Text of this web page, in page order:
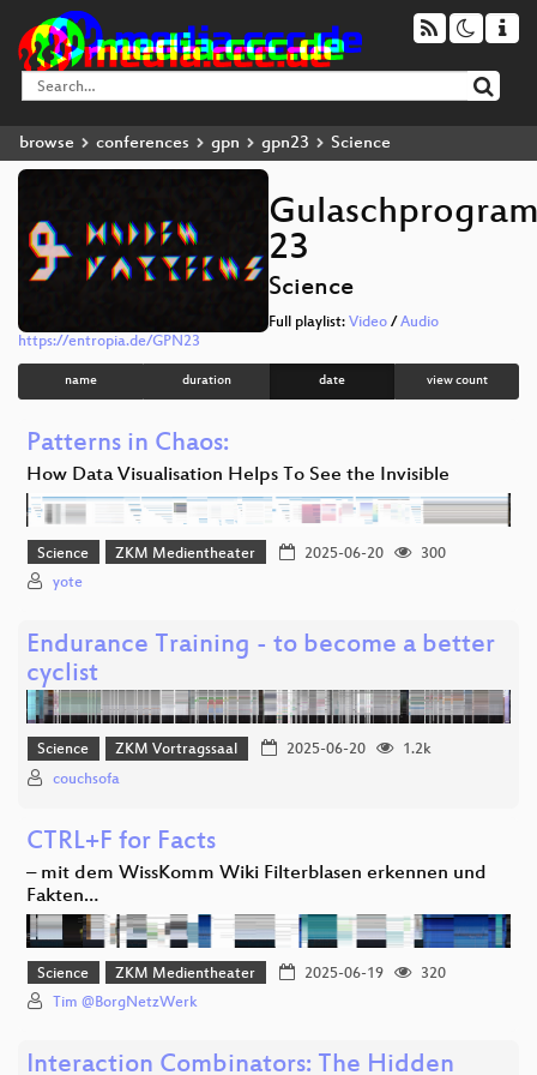
browse conferences gpn gpn23 Science
23
Science
Full playlist: Video /Audio
https://entropia.de/GPN23
name duration date view count
Patterns in Chaos:
How Data Visualisation Helps To See the Invisible
Science ZKM Medientheater 2025-06-20
300
yote
Endurance Training - to become a better
cyclist
Science ZKM Vortragssaal 2025-06-20
1.2k
couchsofa
CTRL+F for Facts
– mit dem WissKomm Wiki Filterblasen erkennen und
Fakten…
Science ZKM Medientheater 2025-06-19
320
Tim @BorgNetzWerk
Interaction Combinators: The Hidden